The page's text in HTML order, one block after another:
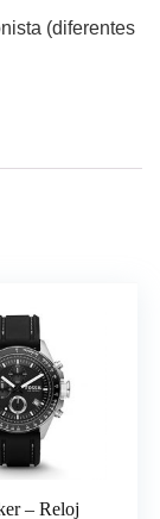
(diferentes
– Reloj